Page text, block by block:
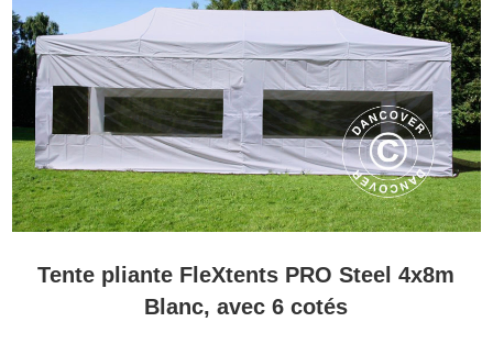
Tente pliante FleXtents PRO Steel 4x8m
Blanc, avec 6 cotés